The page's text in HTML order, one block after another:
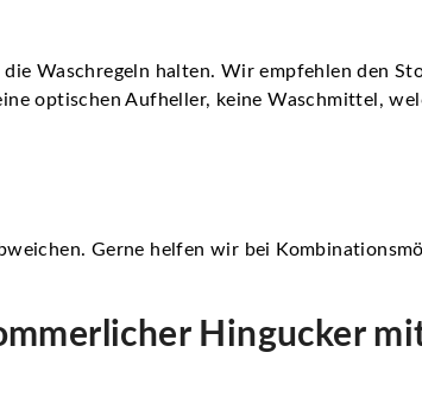
Waschregeln halten. Wir empfehlen den
optischen Aufheller, keine Waschmittel,
Gerne helfen wir bei
Hingucker